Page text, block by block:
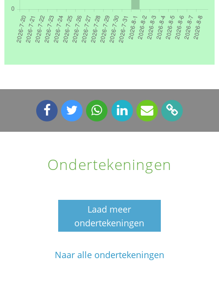
Ondertekeningen
Laad meer
ondertekeningen
Naar alle ondertekeningen